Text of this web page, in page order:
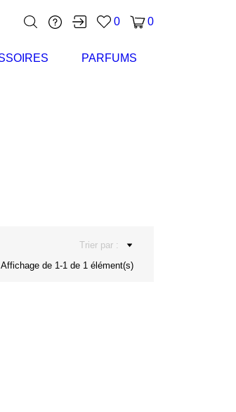
0 0
PARFUMS
Trier par :
Affichage de 1-1 de 1 élément(s)